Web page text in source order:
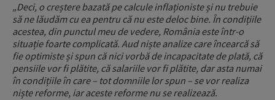
„Deci, o creștere bazată pe calcule inflaționiste și nu trebuie
să ne lăudăm cu ea pentru că nu este deloc bine. În condițiile
acestea, din punctul meu de vedere, România este într-o
situație foarte complicată. Aud niște analize care încearcă să
fie optimiste și spun că nici vorbă de incapacitate de plată, că
pensiile vor fi plătite, că salariile vor fi plătite, dar asta numai
în condițiile în care – tot domniile lor spun – se vor realiza
niște reforme, iar aceste reforme nu se realizează.